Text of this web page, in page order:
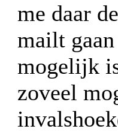
me daar
mailt
mogelijk
zoveel